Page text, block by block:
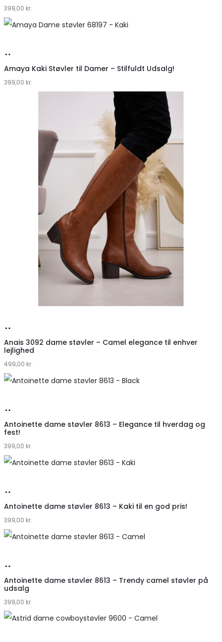
399,00 kr.
hos
Klædeskabet.dk
Amaya Kaki Støvler til Damer – Stilfuldt Udsalg!
399,00 kr.
hos
Klædeskabet.dk
Anais 3092 dame støvler – Camel elegance til enhver
lejlighed
499,00 kr.
hos
Antoinette dame støvler 8613 – Elegance til hverdag og
fest!
399,00 kr.
hos
Klædeskabet.dk
Antoinette dame støvler 8613 – Kaki til en god pris!
399,00 kr.
hos
Klædeskabet.dk
Antoinette dame støvler 8613 – Trendy camel støvler på
udsalg
399,00 kr.